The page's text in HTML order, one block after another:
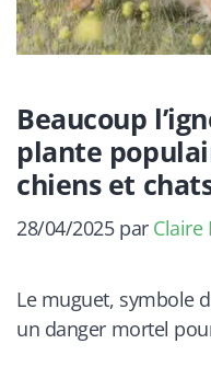
Beaucoup
plante
chiens et
28/04/2025 par Claire
Le muguet, symbole
un danger mortel